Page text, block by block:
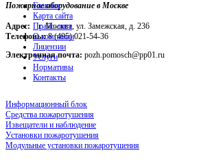
Пожарное оборудование в Москве
Адрес: г. Москва, ул. Замежская, д. 236
Телефоны:8 (495) 021-54-36
Электронная почта: pozh.pomosch@pp01.ru
Главная
Карта сайта
Прайс-лист
О компании
Лицензии
Услуги
Нормативы
Контакты
Информационный блок
Средства пожаротушения
Извещатели и наблюдение
Установки пожаротушения
Модульные установки пожаротушения